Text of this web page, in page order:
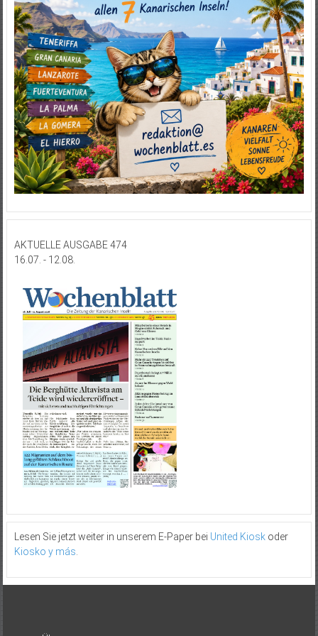
AKTUELLE AUSGABE 474
16.07. - 12.08.
Lesen Sie jetzt weiter in unserem E-Paper bei United Kioskoder
Kiosko y más.